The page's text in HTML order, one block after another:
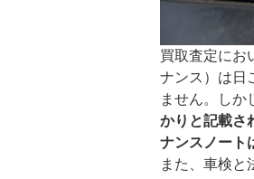
買取査定にお
ナンス）は日
ません。しか
かりと記載さ
ナンスノート
また、車検と